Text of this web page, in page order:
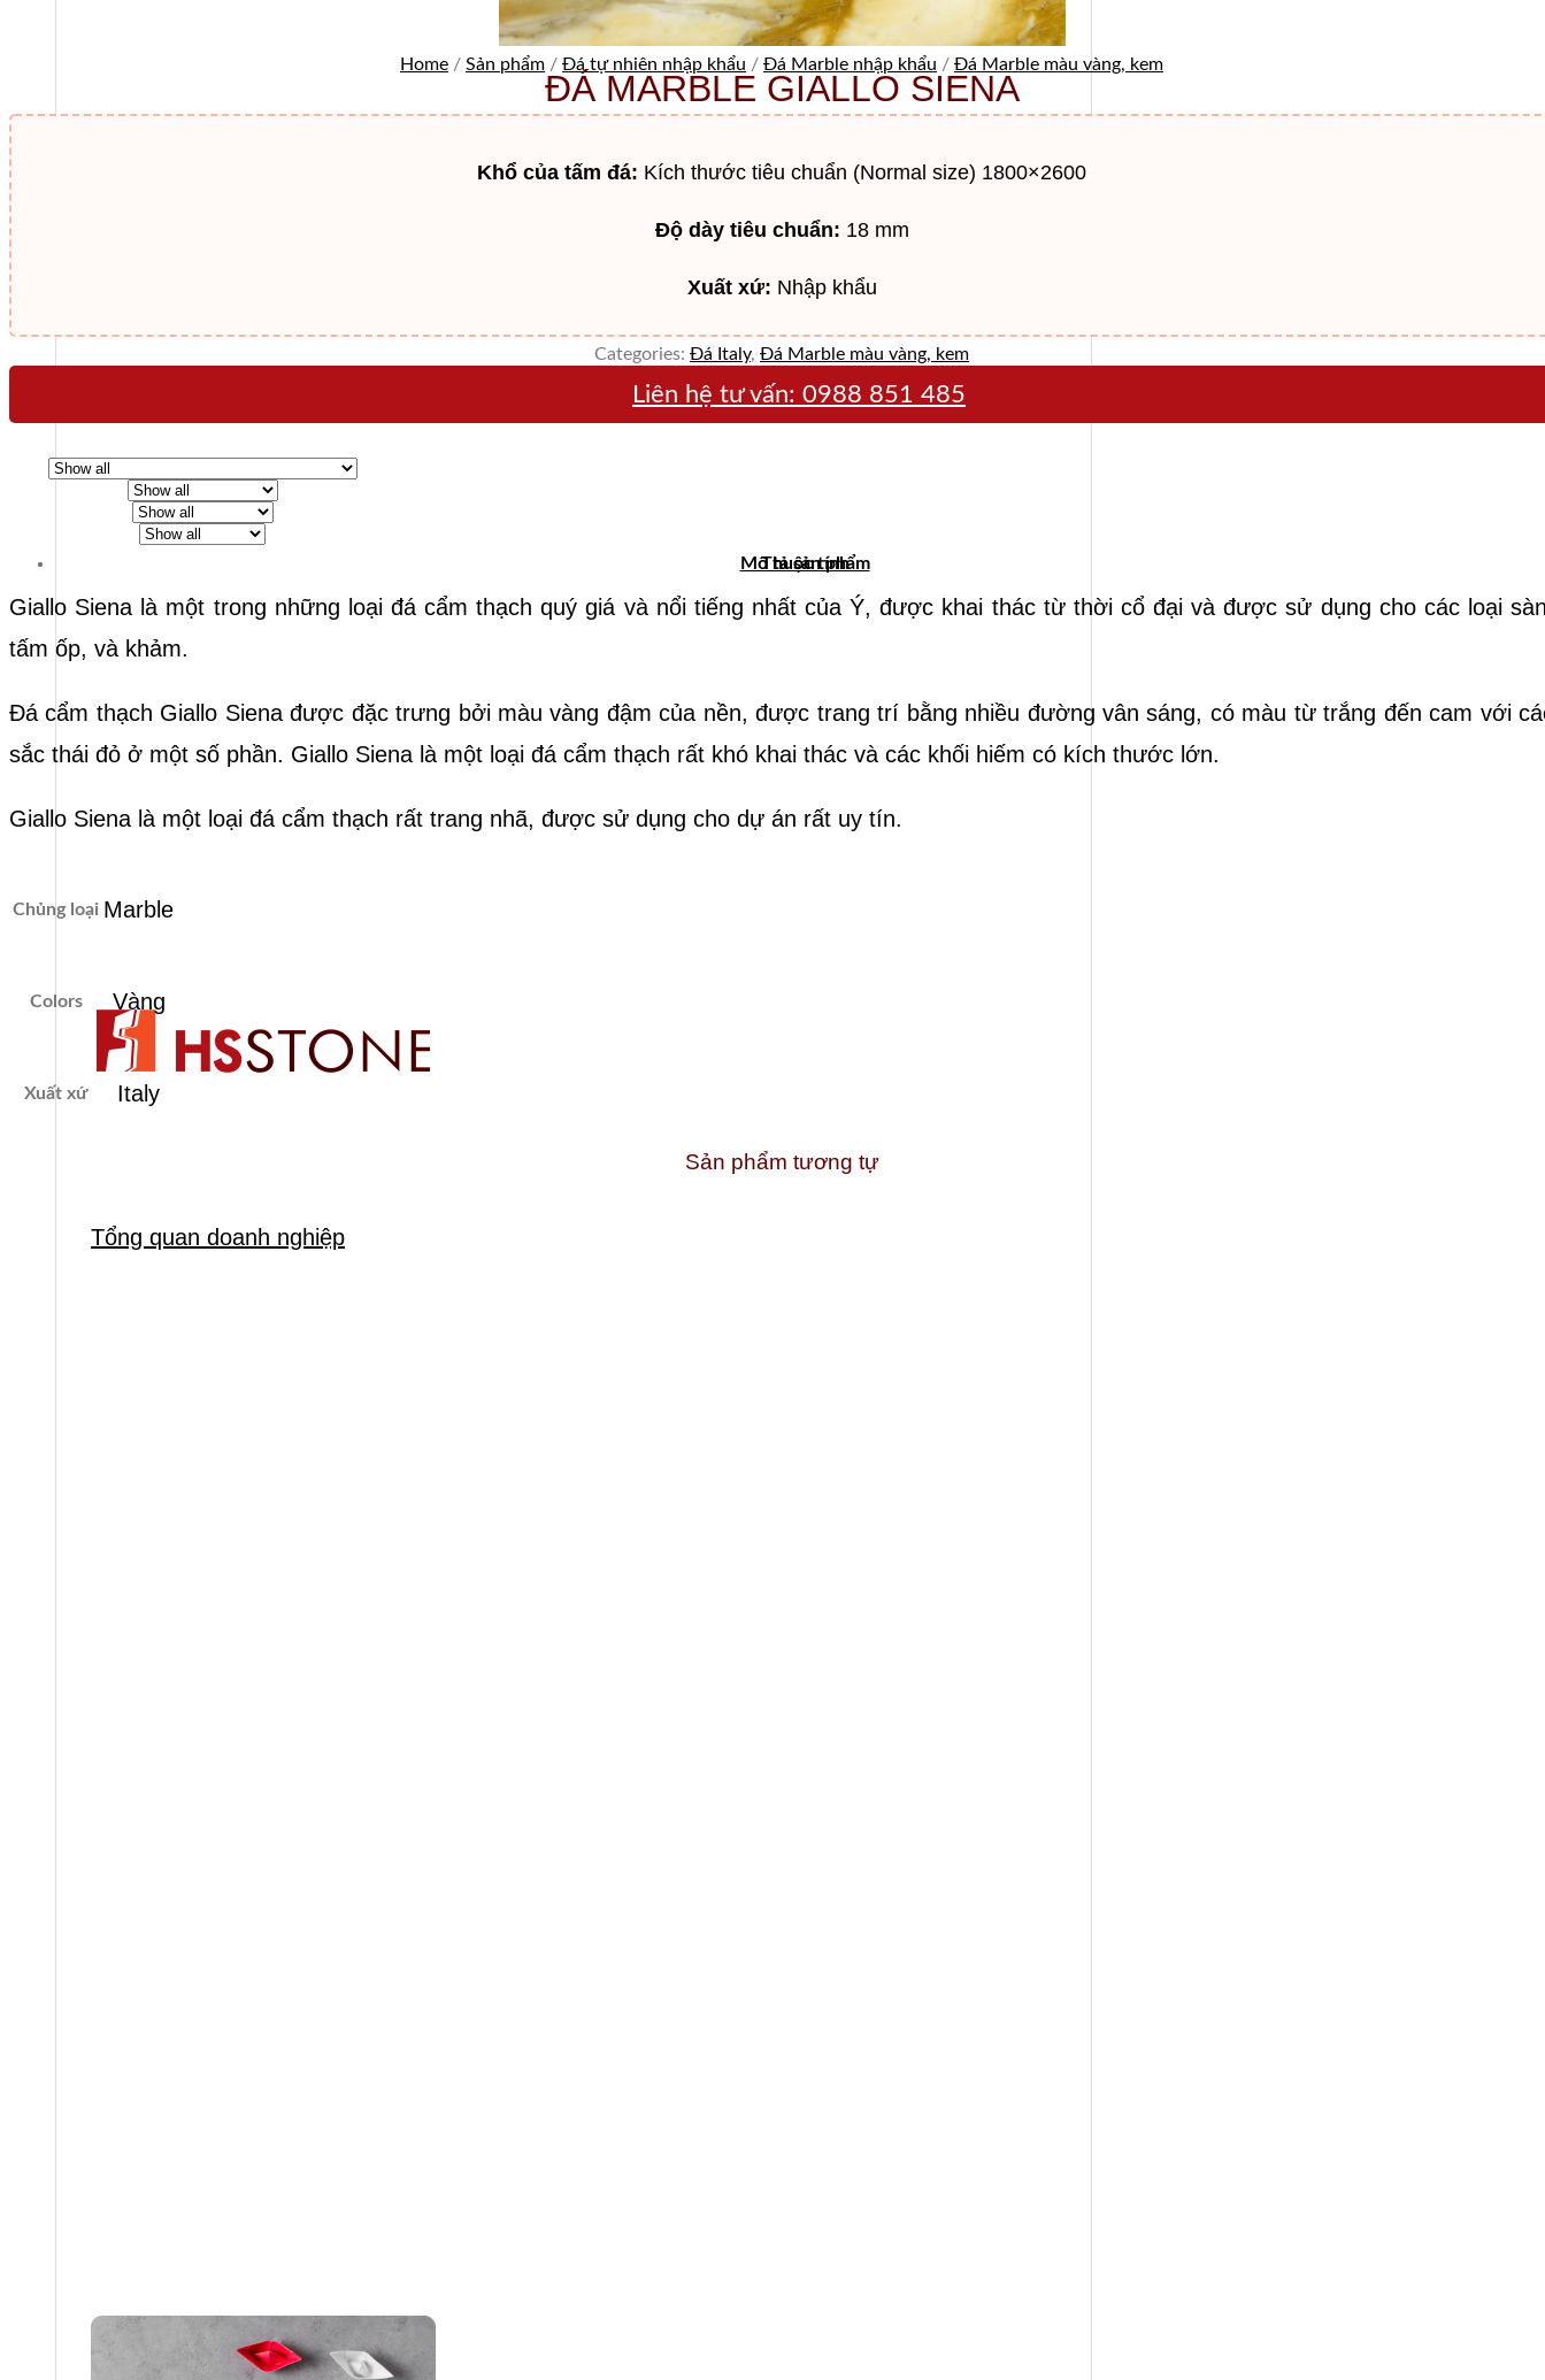
Tổng quan doanh nghiệp
Home / Sản phẩm / Đá tự nhiên nhập khẩu / Đá Marble nhập khẩu / Đá Marble màu vàng, kem
ĐÁ MARBLE GIALLO SIENA
Khổ của tấm đá: Kích thước tiêu chuẩn (Normal size) 1800×2600
Độ dày tiêu chuẩn: 18 mm
Xuất xứ: Nhập khẩu
Categories: Đá Italy, Đá Marble màu vàng, kem
Liên hệ tư vấn: 0988 851 485
Mô tả sản phẩm
Thuộc tính
Giallo Siena là một trong những loại đá cẩm thạch quý giá và nổi tiếng nhất của Ý, được khai thác từ thời cổ đại và được sử dụng cho các loại
tấm ốp, và khảm.
Đá cẩm thạch Giallo Siena được đặc trưng bởi màu vàng đậm của nền, được trang trí bằng nhiều đường vân sáng, có màu từ trắng đến cam với
sắc thái đỏ ở một số phần. Giallo Siena là một loại đá cẩm thạch rất khó khai thác và các khối hiếm có kích thước lớn.
Giallo Siena là một loại đá cẩm thạch rất trang nhã, được sử dụng cho dự án rất uy tín.
Chủng loại Marble
Colors Vàng
Xuất xứ Italy
Sản phẩm tương tự